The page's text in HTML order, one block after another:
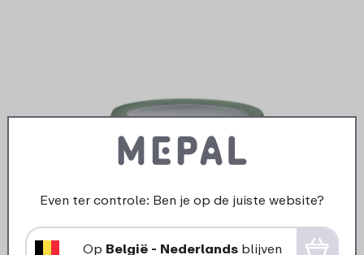
Multikom Cirqula 1250 ml - Nordic sage
Even ter controle: Ben je op de juiste website?
Op België - Nederlandsblijven